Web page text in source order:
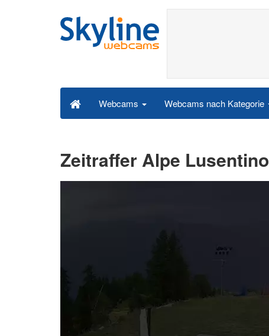
Webcams Webcams nach Kategorie
Zeitraffer Alpe